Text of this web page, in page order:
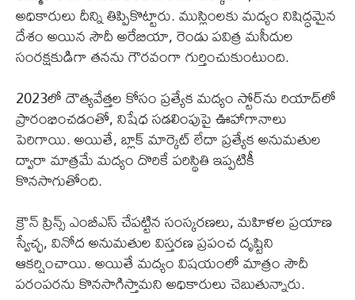
అధికారులు దీన్ని తిప్పికొట్టారు. ముస్లింలకు మద్యం నిషిద్ధమైన
దేశం అయిన సౌదీ అరేబియా, రెండు పవిత్ర మసీదుల
సంరక్షకుడిగా తనను గౌరవంగా గుర్తించుకుంటుంది.
2023లో దౌత్యవేత్తల కోసం ప్రత్యేక మద్యం స్టోర్‌ను రియాద్‌లో
ప్రారంభించడంతో, నిషేధ సడలింపుపై ఊహాగానాలు
పెరిగాయి. అయితే, బ్లాక్ మార్కెట్‌ లేదా ప్రత్యేక అనుమతుల
ద్వారా మాత్రమే మద్యం దొరికే పరిస్థితి ఇప్పటికీ
కొనసాగుతోంది.
క్రౌన్ ప్రిన్స్ ఎంబీఎస్ చేపట్టిన సంస్కరణలు, మహిళల ప్రయాణ
స్వేచ్ఛ, వినోద అనుమతుల విస్తరణ ప్రపంచ దృష్టిని
ఆకర్షించాయి. అయితే మద్యం విషయంలో మాత్రం సౌదీ
పరంపరను కొనసాగిస్తామని అధికారులు చెబుతున్నారు.